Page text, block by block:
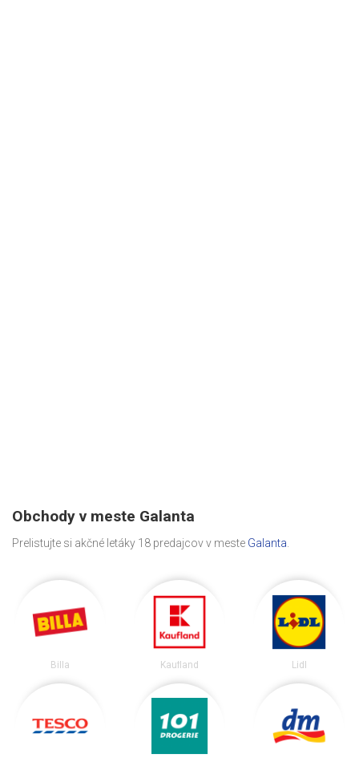
Obchody v meste Galanta
Prelistujte si akčné letáky 18 predajcov v meste Galanta
Billa Kaufland Lidl